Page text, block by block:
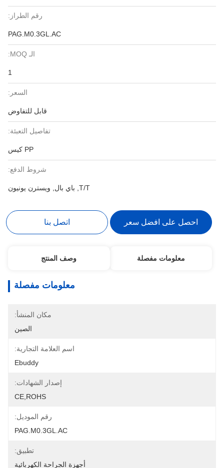
رقم الطراز:
PAG.M0.3GL.AC
الـ MOQ:
1
السعر:
قابل للتفاوض
تفاصيل التعبئة:
PP كيس
شروط الدفع:
T/T, باي بال, ويسترن يونيون
احصل على افضل سعر اتصل بنا
معلومات مفصلة وصف المنتج
معلومات مفصلة
مكان المنشأ:
الصين
اسم العلامة التجارية:
Ebuddy
إصدار الشهادات:
CE,ROHS
رقم الموديل:
PAG.M0.3GL.AC
تطبيق:
أجهزة الجراحة الكهربائية